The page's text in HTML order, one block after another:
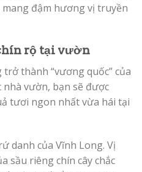
đậm hương vị truyền
rộ tại vườn
thành “vương quốc” của
nhà vườn, bạn sẽ được
tươi ngon nhất vừa hái tại
danh của Vĩnh Long. Vị
sầu riêng chín cây chắc